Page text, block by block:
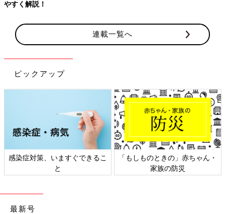
やすく解説！
連載一覧へ
ピックアップ
感染症対策、いますぐできるこ
と
「もしものときの」赤ちゃん・
家族の防災
最新号